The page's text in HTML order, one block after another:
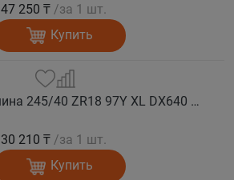
47 250 ₸ /за 1 шт.
Купить
DAVANTI Автошина 245/40 ZR18 97Y XL DX640 RPR лето
30 210 ₸ /за 1 шт.
Купить